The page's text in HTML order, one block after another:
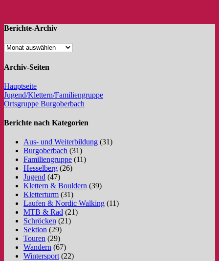
Berichte-Archiv
Archiv-Seiten
Hauptseite
Jugend/Klettern/Familiengruppe
Ortsgruppe Burgoberbach
Berichte nach Kategorien
Aus- und Weiterbildung (31)
Burgoberbach (31)
Familiengruppe (11)
Hesselberg (26)
Jugend (47)
Klettern & Bouldern (39)
Kletterturm (31)
Laufen & Nordic Walking (11)
MTB & Rad (21)
Schröcken (21)
Sektion (29)
Touren (29)
Wandern (67)
Wintersport(22)